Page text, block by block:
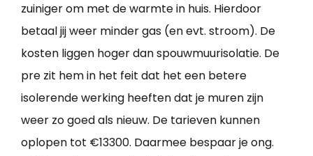
zuiniger om met de warmte in huis. Hierdoor
betaal jij weer minder gas (en evt. stroom). De
kosten liggen hoger dan spouwmuurisolatie. De
pre zit hem in het feit dat het een betere
isolerende werking heeften dat je muren zijn
weer zo goed als nieuw. De tarieven kunnen
oplopen tot €13300. Daarmee bespaar je ong.